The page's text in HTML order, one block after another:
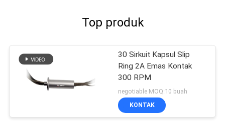
Top produk
30 Sirkuit Kapsul Slip
Ring 2A Emas Kontak
300 RPM
negotiable MOQ:10 buah
KONTAK